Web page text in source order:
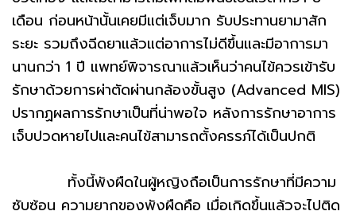
เดือน ก่อนหน้านั้นเคยมีแต่เจ็บมาก รับประทานยามาสัก
ระยะ รวมถึงฉีดยาแล้วแต่อาการไม่ดีขึ้นและมีอาการมา
นานกว่า 1 ปี แพทย์พิจารณาแล้วเห็นว่าคนไข้ควรเข้ารับ
รักษาด้วยการผ่าตัดผ่านกล้องขั้นสูง (Advanced MIS)
ปรากฏผลการรักษาเป็นที่น่าพอใจ หลังการรักษาอาการ
เจ็บปวดหายไปและคนไข้สามารถตั้งครรภ์ได้เป็นปกติ
ทั้งนี้พังผืดในผู้หญิงถือเป็นการรักษาที่มีความ
ซับซ้อน ความยากของพังผืดคือ เมื่อเกิดขึ้นแล้วจะไปติด